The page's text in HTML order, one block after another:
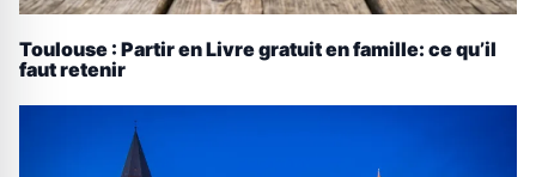
Toulouse : Partir en Livre gratuit en famille: ce qu’il
faut retenir